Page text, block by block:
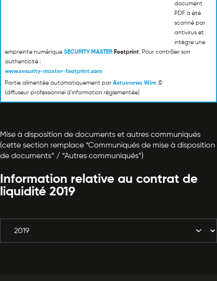
document
PDF a été
scanné par
antivirus et
intègre une
empreinte numérique SECURITY MASTER Footprint. Pour contrôler son
authenticité :
www.security-master-footprint.com
Partie alimentée automatiquement par Actusnews Wire ©
(diffuseur professionnel d'information réglementée)
Mise à disposition de documents et autres communiqués
(cette section remplace “Communiqués de mise à disposition
de documents” / “Autres communiqués”)
Information relative au contrat de
liquidité 2019